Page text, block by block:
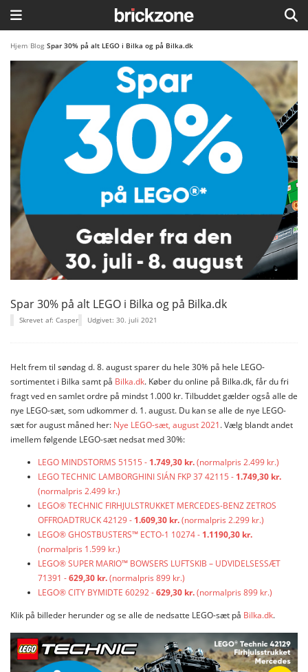
HJEM
TEMAER
BLOG
LEGO FAVORITTER
Hjem Blog Spar 30% på alt LEGO i Bilka og på Bilka.dk
Spar 30% på alt LEGO i Bilka og på Bilka.dk
Skrevet af: Casper Udgivet: 30. juli 2021
Helt frem til søndag d. 8. august sparer du hele 30% på hele LEGO-
sortimentet i Bilka samt på Bilka.dk. Køber du online på Bilka.dk, får du fri
fragt ved en samlet ordre på mindst 1.000 kr. Tilbuddet gælder også alle de
nye LEGO-sæt, som udkommer d. 1. august. Du kan se alle de nye LEGO-
sæt for august måned her: Nye LEGO-sæt, august 2021. Vælg blandt andet
imellem følgende LEGO-sæt nedsat med 30%:
LEGO MINDSTORMS 51515 - 1.749,30 kr.(normalpris 2.499 kr.)
LEGO TECHNIC LAMBORGHINI SIÁN FKP 37 42115 - 1.749,30 kr.
(normalpris 2.499 kr.)
LEGO® TECHNIC FIRHJULSTRUKKET MERCEDES-BENZ ZETROS
OFFROADTRUCK 42129 - 1.609,30 kr.(normalpris 2.299 kr.)
LEGO® GHOSTBUSTERS™ ECTO-1 10274 - 1.1190,30 kr.
(normalpris 1.599 kr.)
LEGO® SUPER MARIO™ BOWSERS LUFTSKIB – UDVIDELSESSÆT
71391 -629,30 kr.(normalpris 899 kr.)
LEGO® CITY BYMIDTE 60292 -629,30 kr.(normalpris 899 kr.)
Klik på billeder herunder og se alle de nedsatte LEGO-sæt på Bilka.dk.